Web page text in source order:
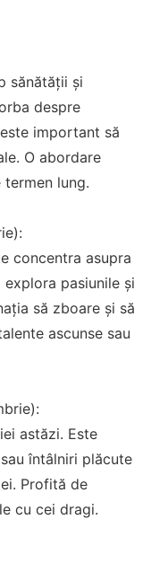
sănătății și
despre
important să
O abordare
lung.
concentra asupra
pasiunile și
să zboare și să
ascunse sau
astăzi. Este
întâlniri plăcute
Profită de
cu cei dragi.